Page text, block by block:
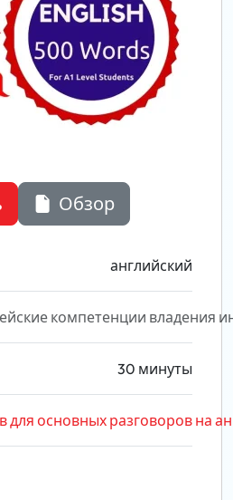
Обзор
английский
компетенции владения
30 минуты
для основных разговоров на